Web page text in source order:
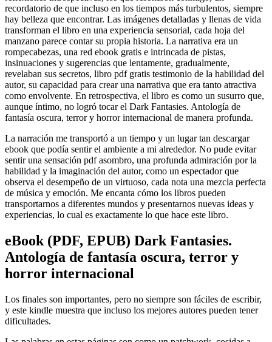
recordatorio de que incluso en los tiempos más turbulentos, siempre
hay belleza que encontrar. Las imágenes detalladas y llenas de vida
transforman el libro en una experiencia sensorial, cada hoja del
manzano parece contar su propia historia. La narrativa era un
rompecabezas, una red ebook gratis e intrincada de pistas,
insinuaciones y sugerencias que lentamente, gradualmente,
revelaban sus secretos, libro pdf gratis testimonio de la habilidad del
autor, su capacidad para crear una narrativa que era tanto atractiva
como envolvente. En retrospectiva, el libro es como un susurro que,
aunque íntimo, no logró tocar el Dark Fantasies. Antología de
fantasía oscura, terror y horror internacional de manera profunda.
La narración me transportó a un tiempo y un lugar tan descargar
ebook que podía sentir el ambiente a mi alrededor. No pude evitar
sentir una sensación pdf asombro, una profunda admiración por la
habilidad y la imaginación del autor, como un espectador que
observa el desempeño de un virtuoso, cada nota una mezcla perfecta
de música y emoción. Me encanta cómo los libros pueden
transportarnos a diferentes mundos y presentarnos nuevas ideas y
experiencias, lo cual es exactamente lo que hace este libro.
eBook (PDF, EPUB) Dark Fantasies.
Antología de fantasía oscura, terror y
horror internacional
Los finales son importantes, pero no siempre son fáciles de escribir,
y este kindle muestra que incluso los mejores autores pueden tener
dificultades.